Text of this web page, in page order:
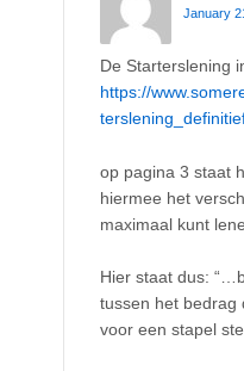
January
De Starterslening
https://
op pagina 3 staat
hiermee het
maximaal kunt
Hier staat dus:
tussen het bedrag
voor een stapel